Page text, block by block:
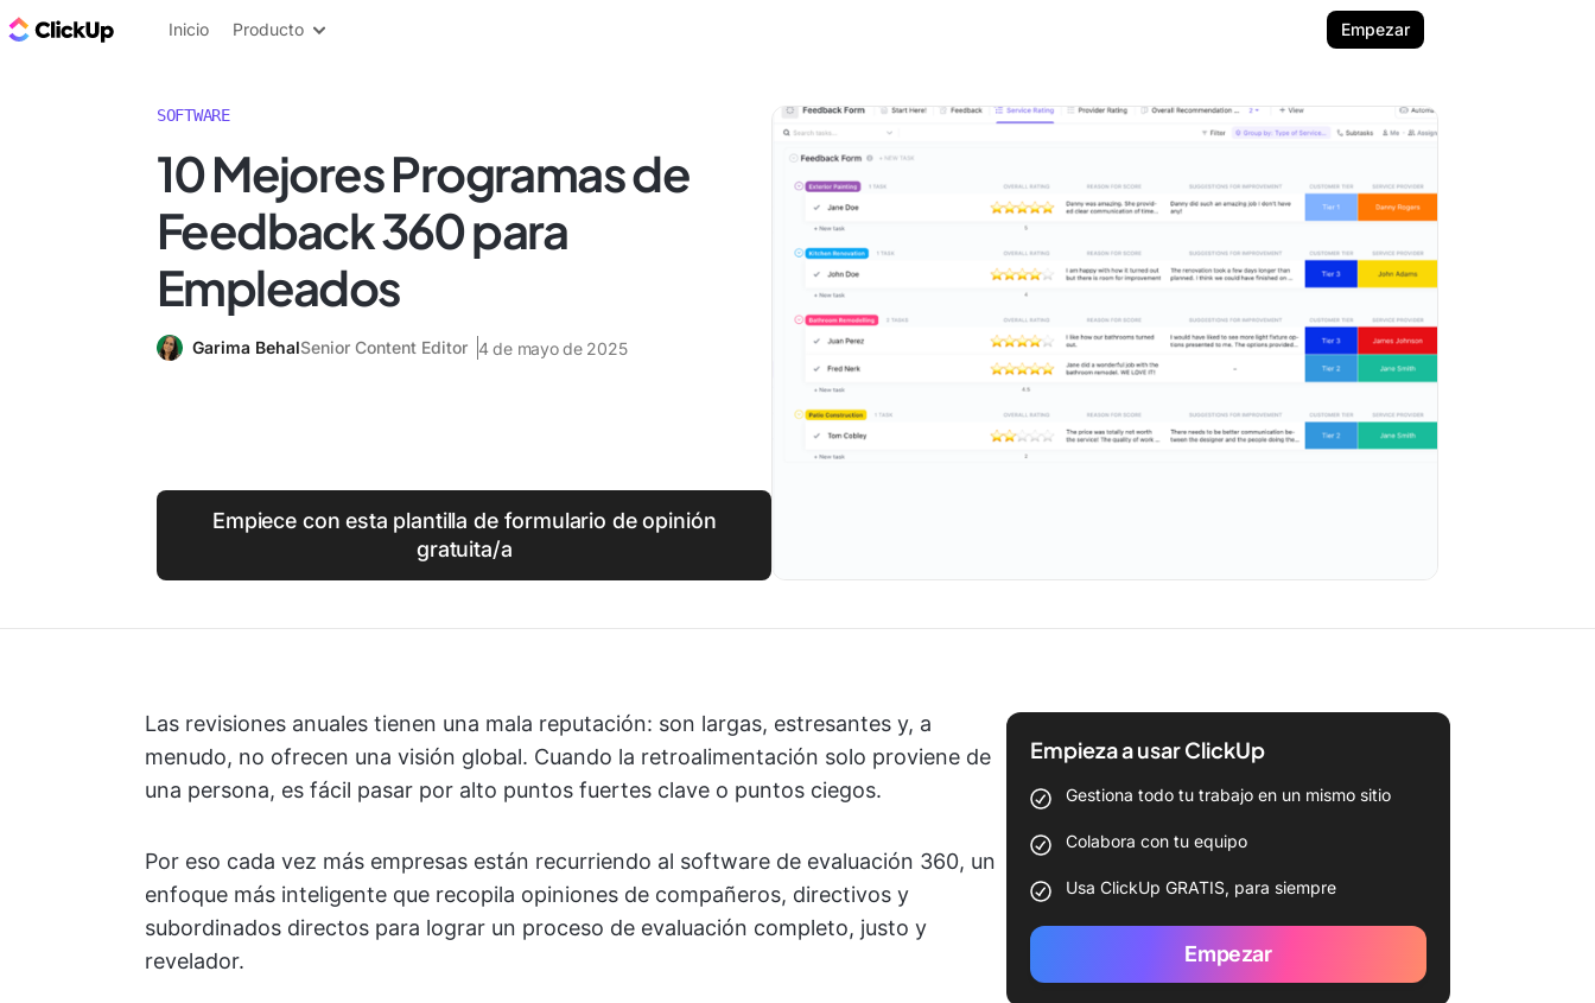
ClickUp Blog
Inicio Producto Empezar
SOFTWARE
10 Mejores Programas de
Feedback 360 para
Empleados
Garima BehalSenior Content Editor 4 de mayo de 2025
Empiece con esta plantilla de formulario de opinión
gratuita/a
Las revisiones anuales tienen una mala reputación: son largas, estresantes y, a
menudo, no ofrecen una visión global. Cuando la retroalimentación solo proviene de
una persona, es fácil pasar por alto puntos fuertes clave o puntos ciegos.
Por eso cada vez más empresas están recurriendo al software de evaluación 360, un
enfoque más inteligente que recopila opiniones de compañeros, directivos y
subordinados directos para lograr un proceso de evaluación completo, justo y
revelador.
Empieza a usar ClickUp
Gestiona todo tu trabajo en un mismo sitio
Colabora con tu equipo
Usa ClickUp GRATIS, para siempre
Empezar